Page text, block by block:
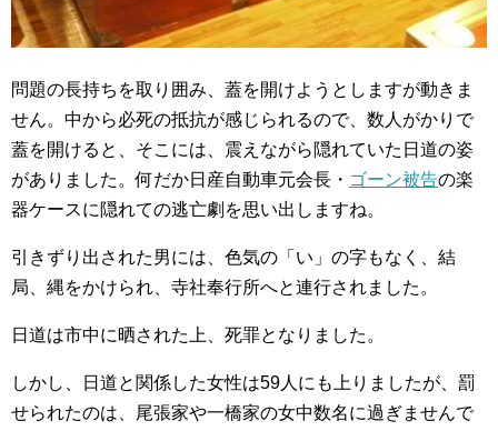
問題の長持ちを取り囲み、蓋を開けようとしますが動きま
せん。中から必死の抵抗が感じられるので、数人がかりで
蓋を開けると、そこには、震えながら隠れていた日道の姿
がありました。何だか日産自動車元会長・ ゴーン被告の楽
器ケースに隠れての逃亡劇を思い出しますね。
引きずり出された男には、色気の「い」の字もなく、結
局、縄をかけられ、寺社奉行所へと連行されました。
日道は市中に晒された上、死罪となりました。
しかし、日道と関係した女性は59人にも上りましたが、罰
せられたのは、尾張家や一橋家の女中数名に過ぎませんで